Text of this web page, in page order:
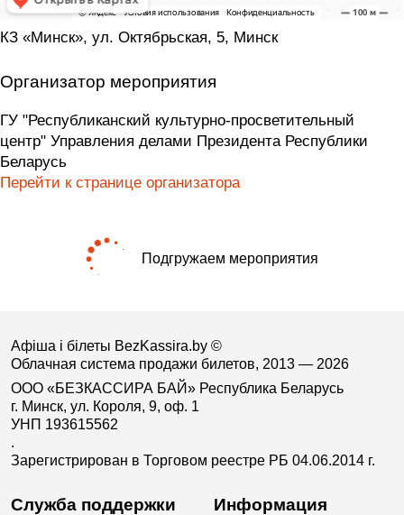
КЗ «Минск», ул. Октябрьская, 5, Минск
Организатор мероприятия
ГУ "Республиканский культурно-просветительный
центр" Управления делами Президента Республики
Беларусь
Перейти к странице организатора
Подгружаем мероприятия
Афіша і білеты BezKassira.by ©
Облачная система продажи билетов, 2013 — 2026
ООО «БЕЗКАССИРА БАЙ» Республика Беларусь
г. Минск, ул. Короля, 9, оф. 1
УНП 193615562
.
Зарегистрирован в Торговом реестре РБ 04.06.2014 г.
Служба поддержки Информация